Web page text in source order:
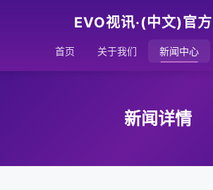
EVO视讯·(中文)官
首页 关于我们 新闻中心
新闻详情